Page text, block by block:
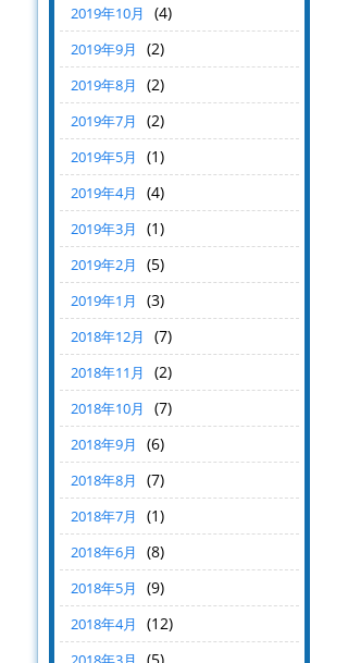
2019年10月 (4)
2019年9月 (2)
2019年8月 (2)
2019年7月 (2)
2019年5月 (1)
2019年4月 (4)
2019年3月 (1)
2019年2月 (5)
2019年1月 (3)
2018年12月 (7)
2018年11月 (2)
2018年10月 (7)
2018年9月 (6)
2018年8月 (7)
2018年7月 (1)
2018年6月 (8)
2018年5月 (9)
2018年4月 (12)